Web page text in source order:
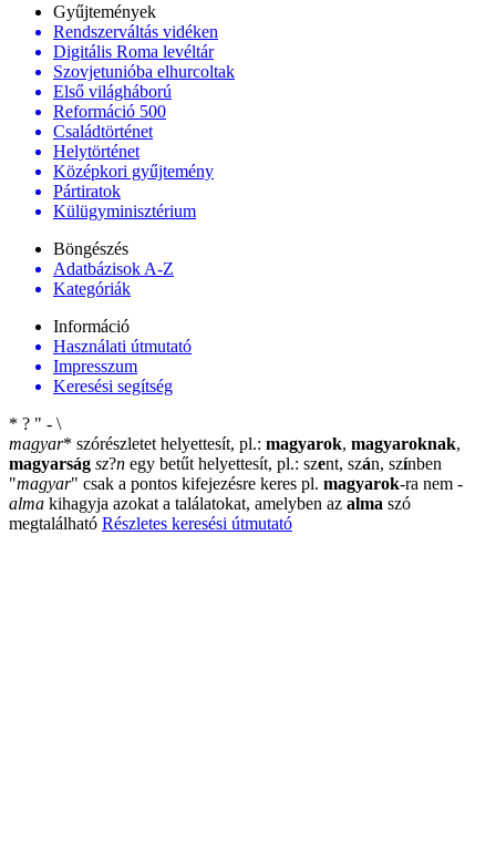
Gyűjtemények
Rendszerváltás vidéken
Digitális Roma levéltár
Szovjetunióba elhurcoltak
Első világháború
Reformáció 500
Családtörténet
Helytörténet
Középkori gyűjtemény
Pártiratok
Külügyminisztérium
Böngészés
Adatbázisok A-Z
Kategóriák
Információ
Használati útmutató
Impresszum
Keresési segítség
* ? " - \
magyar* szórészletet helyettesít, pl.: magyarok, magyaroknak,
magyarság sz?n egy betűt helyettesít, pl.: szent, szán, színben
"magyar" csak a pontos kifejezésre keres pl. magyarok-ra nem -
alma kihagyja azokat a találatokat, amelyben az alma szó
megtalálható Részletes keresési útmutató